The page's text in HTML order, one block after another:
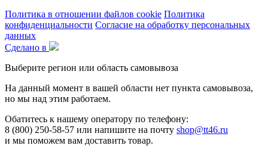
Политика в отношении файлов cookie Политика
конфиденциальности Согласие на обработку персональных
данных
Сделано в
Выберите регион или область самовывоза
На данный момент в вашей области нет пункта самовывоза,
но мы над этим работаем.
Обатитесь к нашему оператору по телефону:
8 (800) 250-58-57 или напишите на почту shop@tt46.ru
и мы поможем вам доставить товар.